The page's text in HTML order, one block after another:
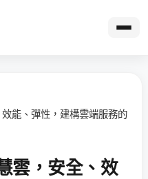
能、彈性，建構雲端服務的
雲，安全、效